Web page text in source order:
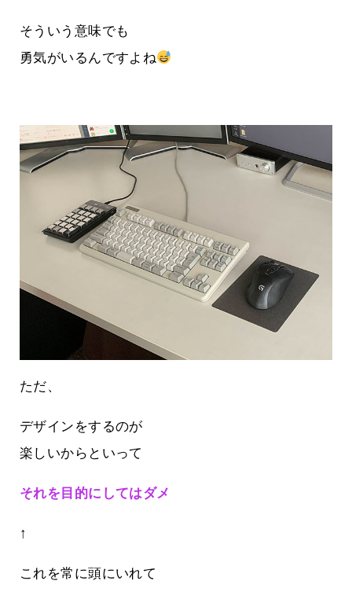
そういう意味でも
勇気がいるんですよね
ただ、
デザインをするのが
楽しいからといって
それを目的にしてはダメ
↑
これを常に頭にいれて